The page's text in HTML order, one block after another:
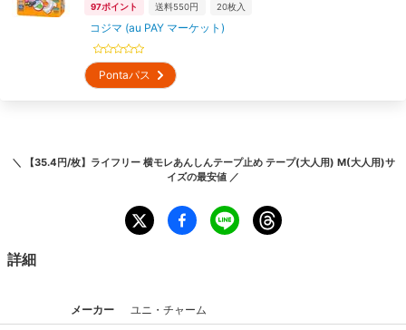
97ポイント 送料550円 20枚入
コジマ (au PAY マーケット)
Pontaパス
＼
【35.4円/枚】ライフリー 横モレあんしんテープ止め テープ(大人用) M(大人用)サ
イズの最安値 ／
詳細
メーカー ユニ・チャーム